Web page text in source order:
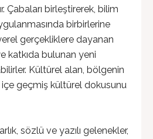
Çabaları birleştirerek, bilim
birbirlerine
gerçekliklere dayanan
katkıda bulunan yeni
Kültürel alan, bölgenin
geçmiş kültürel dokusunu
sözlü ve yazılı gelenekler,